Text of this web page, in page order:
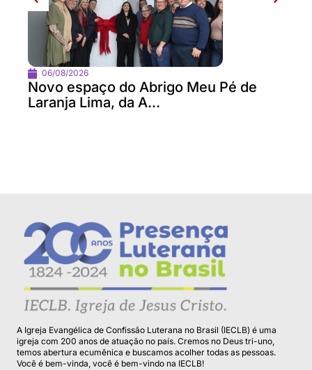
06/08/2026
Novo espaço do Abrigo Meu Pé de
Laranja Lima, da A...
A Igreja Evangélica de Confissão Luterana no Brasil (IECLB) é uma
igreja com 200 anos de atuação no país. Cremos no Deus tri-uno,
temos abertura ecumênica e buscamos acolher todas as pessoas.
Você é bem-vinda, você é bem-vindo na IECLB!